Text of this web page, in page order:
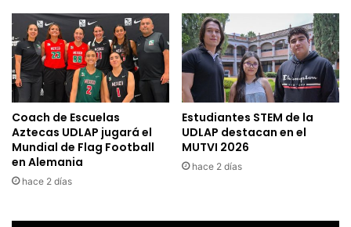
Coach de Escuelas
Aztecas UDLAP jugará el
Mundial de Flag Football
en Alemania
hace 2 días
Estudiantes STEM de la
UDLAP destacan en el
MUTVI 2026
hace 2 días